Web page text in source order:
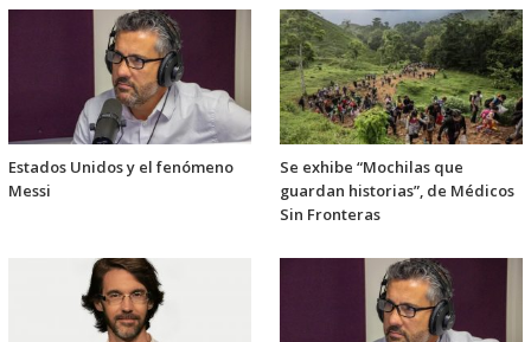
Estados Unidos y el fenómeno
Messi
Se exhibe “Mochilas que
guardan historias”, de Médicos
Sin Fronteras